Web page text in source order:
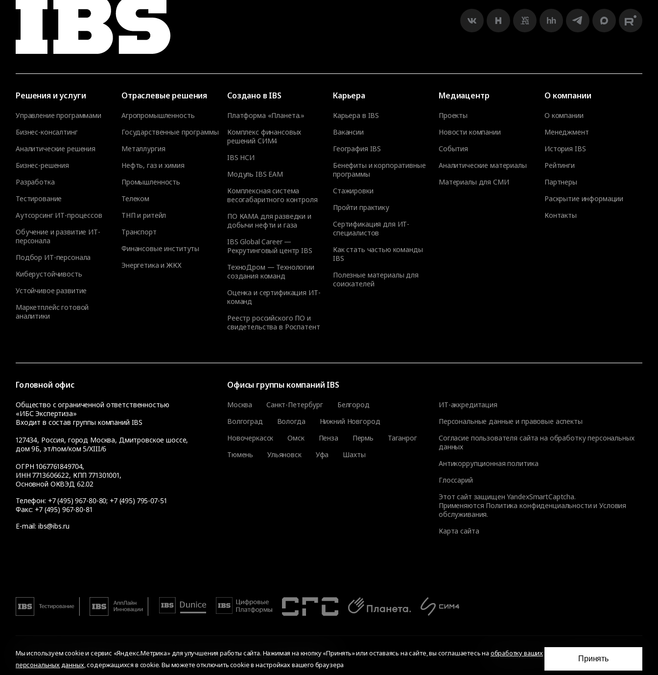
Решения и услуги
Управление программами
Бизнес-консалтинг
Аналитические решения
Бизнес-решения
Разработка
Тестирование
Аутсорсинг ИТ-процессов
Обучение и развитие ИТ-
персонала
Подбор ИТ-персонала
Киберустойчивость
Устойчивое развитие
Маркетплейс готовой
аналитики
Отраслевые решения
Агропромышленность
Государственные программы
Металлургия
Нефть, газ и химия
Промышленность
Телеком
ТНП и ритейл
Транспорт
Финансовые институты
Энергетика и ЖКХ
Создано в IBS
Платформа «Планета.»
Комплекс финансовых
решений СИМ4
IBS НСИ
Модуль IBS EAM
Комплексная система
весогабаритного контроля
ПО КАМА для разведки и
добычи нефти и газа
IBS Global Career —
Рекрутинговый центр IBS
ТехноДром — Технологии
создания команд
Оценка и сертификация ИТ-
команд
Реестр российского ПО и
свидетельства в Роспатент
Карьера
Карьера в IBS
Вакансии
География IBS
Бенефиты и корпоративные
программы
Стажировки
Пройти практику
Сертификация для ИТ-
специалистов
Как стать частью команды
IBS
Полезные материалы для
соискателей
Медиацентр
Проекты
Новости компании
События
Аналитические материалы
Материалы для СМИ
О компании
О компании
Менеджмент
История IBS
Рейтинги
Партнеры
Раскрытие информации
Контакты
Головной офис
Общество с ограниченной ответственностью
«ИБС Экспертиза»
Входит в состав группы компаний IBS
127434, Россия, город Москва, Дмитровское шоссе,
дом 9Б, эт/пом/ком 5/XIII/6
ОГРН 1067761849704,
ИНН 7713606622, КПП 771301001,
Основной ОКВЭД 62.02
Телефон: +7 (495) 967-80-80; +7 (495) 795-07-51
Факс: +7 (495) 967-80-81
E-mail: ibs@ibs.ru
Офисы группы компаний IBS
Москва Санкт-Петербург
Белгород
Волгоград
Вологда
Нижний Новгород
Новочеркасск
Омск Пенза Пермь
Таганрог
Тюмень
Ульяновск Уфа Шахты
ИТ-аккредитация
Персональные данные и правовые аспекты
Согласие пользователя сайта на обработку персональных
данных
Антикоррупционная политика
Глоссарий
Этот сайт защищен YandexSmartCaptcha.
Применяются Политика конфиденциальности иУсловия
обслуживания.
Карта сайта
© Общество с ограниченной ответственностью «ИБС Экспертиза», 2026. Все права защищены Сопровождение сайта Текарт.Сделано в
Мы используем cookie и сервис «Яндекс.Метрика» для улучшения работы сайта. Нажимая на кнопку «Принять» или оставаясь на сайте, вы соглашаетесь на обработку ваших
персональных данных, содержащихся в cookie. Вы можете отключить cookie в настройках вашего браузера
Принять